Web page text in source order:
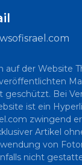
auf der Website
geschützt. Bei
ist ein
zwingend
Artikel
von
nicht